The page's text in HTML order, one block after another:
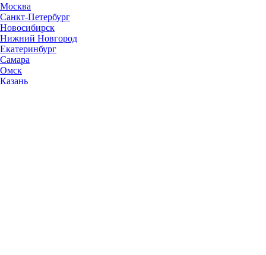
Москва
Санкт-Петербург
Новосибирск
Нижний Новгород
Екатеринбург
Самара
Омск
Казань